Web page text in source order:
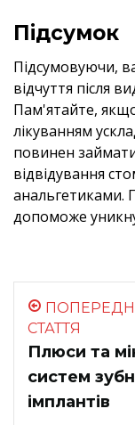
Підсумок
Підсумовуючи,
відчуття після
Пам'ятайте,
лікуванням
повинен
відвідування
анальгетиками.
допоможе
СТАТТЯ
Плюси та
систем
імплантів